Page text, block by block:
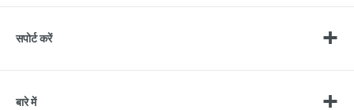
सपोर्ट करें
बारे में